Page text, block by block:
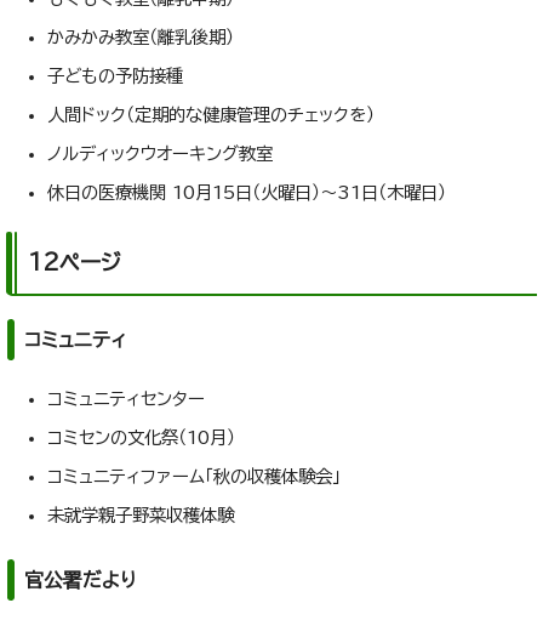
かみかみ教室（離乳後期）
子どもの予防接種
人間ドック（定期的な健康管理のチェックを）
ノルディックウオーキング教室
休日の医療機関 10月15日（火曜日）～31日（木曜日）
12ページ
コミュニティ
コミュニティセンター
コミセンの文化祭（10月）
コミュニティファーム「秋の収穫体験会」
未就学親子野菜収穫体験
官公署だより